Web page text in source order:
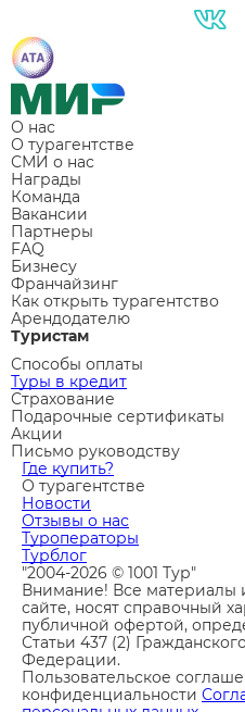
О нас
О турагентстве
СМИ о нас
Награды
Команда
Вакансии
Партнеры
FAQ
Бизнесу
Франчайзинг
Как открыть турагентство
Арендодателю
Туристам
Способы оплаты
Туры в кредит
Страхование
Подарочные сертификаты
Акции
Письмо руководству
Где купить?
О турагентстве
Новости
Отзывы о нас
Туроператоры
Турблог
"2004-2026 © 1001 Тур"
Внимание! Все материалы
сайте, носят справочный
публичной офертой,
Статьи 437 (2)
Федерации.
Пользовательское
конфиденциальности